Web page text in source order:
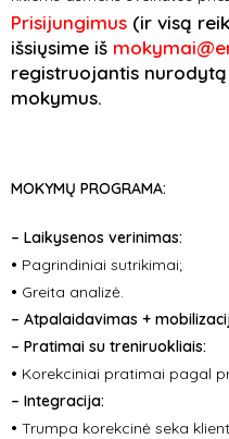
Prisijungimus (ir visą
išsiųsime iš
registruojantis nurodytą
mokymus.
MOKYMŲ PROGRAMA:
– Laikysenos verinimas:
• Pagrindiniai sutrikimai;
• Greita analizė.
– Atpalaidavimas +
– Pratimai su treniruokliais:
• Korekciniai pratimai pagal
– Integracija:
• Trumpa korekcinė seka